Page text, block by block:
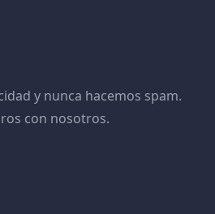
y nunca hacemos spam.
con nosotros.